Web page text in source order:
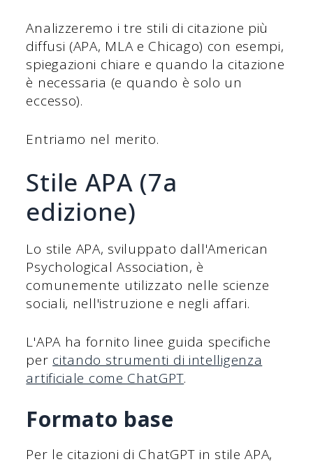
Analizzeremo i tre stili di citazione più
diffusi (APA, MLA e Chicago) con esempi,
spiegazioni chiare e quando la citazione
è necessaria (e quando è solo un
eccesso).
Entriamo nel merito.
Stile APA (7a
edizione)
Lo stile APA, sviluppato dall'American
Psychological Association, è
comunemente utilizzato nelle scienze
sociali, nell'istruzione e negli affari.
L'APA ha fornito linee guida specifiche
per citando strumenti di intelligenza
artificiale come ChatGPT.
Formato base
Per le citazioni di ChatGPT in stile APA,